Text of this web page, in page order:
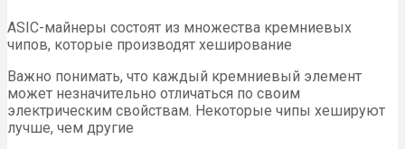
ASIC-майнеры состоят из множества кремниевых
чипов, которые производят хеширование
Важно понимать, что каждый кремниевый элемент
может незначительно отличаться по своим
электрическим свойствам. Некоторые чипы хешируют
лучше, чем другие